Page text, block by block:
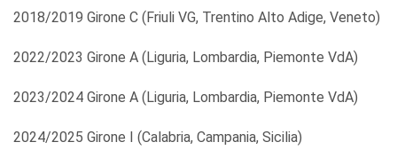
2018/2019 Girone C (Friuli VG, Trentino Alto Adige, Veneto)
2022/2023 Girone A (Liguria, Lombardia, Piemonte VdA)
2023/2024 Girone A (Liguria, Lombardia, Piemonte VdA)
2024/2025 Girone I (Calabria, Campania, Sicilia)